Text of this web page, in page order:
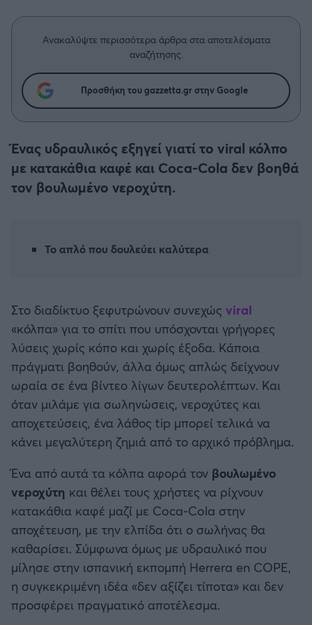
Άρης
ΟΦΗ
Ατρόμητος Αθηνών
Αστέρας Τρίπολης
Καλαμάτα
Ηρακλής
Μπαρτσελόνα
Ρεάλ Μαδρίτης
Ατλέτικο Μαδρίτης
Μάντσεστερ Γιουνάιτεντ
Μάντσεστερ Σίτι
Λίβερπουλ
Μια Ιστορία από την Πόλη
Ανακαλύψτε περισσότερα άρθρα στα αποτελέσματα
αναζήτησης.
Προσθήκη του gazzetta.gr στην Google
Ένας υδραυλικός εξηγεί γιατί το viral κόλπο
με κατακάθια καφέ και Coca-Cola δεν βοηθά
τον βουλωμένο νεροχύτη.
Το απλό που δουλεύει καλύτερα
Στο διαδίκτυο ξεφυτρώνουν συνεχώς viral
«κόλπα» για το σπίτι που υπόσχονται γρήγορες
λύσεις χωρίς κόπο και χωρίς έξοδα. Κάποια
πράγματι βοηθούν, άλλα όμως απλώς δείχνουν
ωραία σε ένα βίντεο λίγων δευτερολέπτων. Και
όταν μιλάμε για σωληνώσεις, νεροχύτες και
αποχετεύσεις, ένα λάθος tip μπορεί τελικά να
κάνει μεγαλύτερη ζημιά από το αρχικό πρόβλημα.
Ένα από αυτά τα κόλπα αφορά τον βουλωμένο
νεροχύτη και θέλει τους χρήστες να ρίχνουν
κατακάθια καφέ μαζί με Coca-Cola στην
αποχέτευση, με την ελπίδα ότι ο σωλήνας θα
καθαρίσει. Σύμφωνα όμως με υδραυλικό που
μίλησε στην ισπανική εκπομπή Herrera en COPE,
η συγκεκριμένη ιδέα «δεν αξίζει τίποτα» και δεν
προσφέρει πραγματικό αποτέλεσμα.